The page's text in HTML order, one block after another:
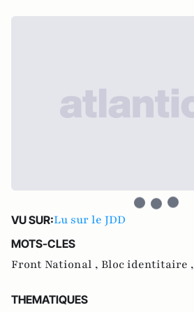
VU SUR:Lu sur le JDD
MOTS-CLES
Front National , Bloc identitaire ,
THEMATIQUES